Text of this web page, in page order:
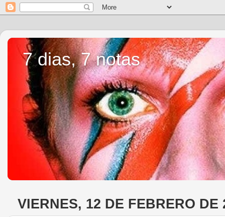
7 dias, 7 notas
VIERNES, 12 DE FEBRERO DE